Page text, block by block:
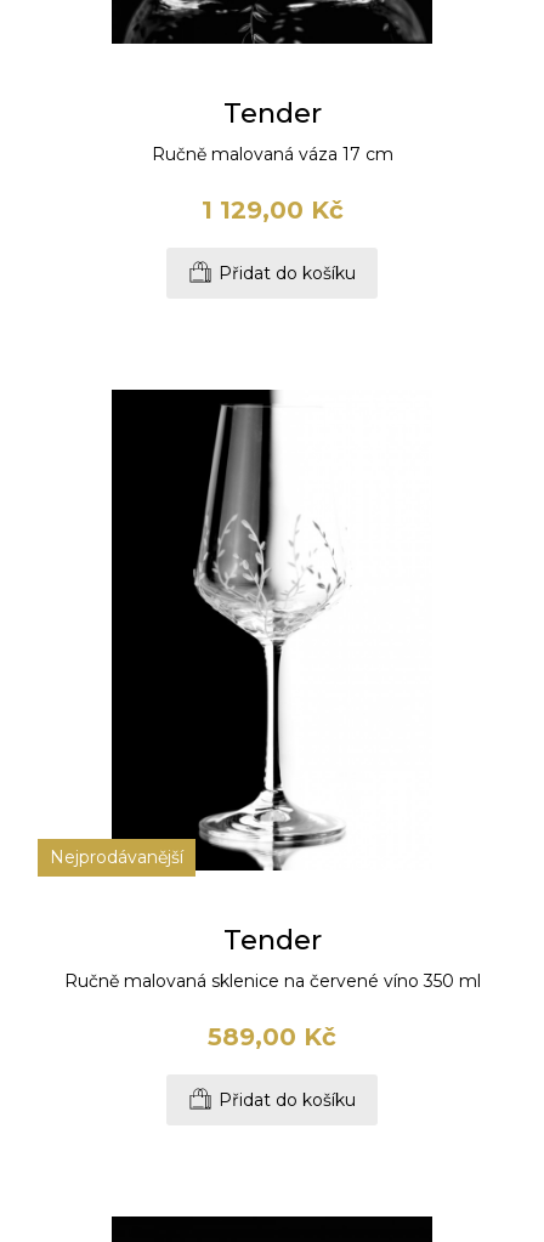
Tender
Ručně malovaná váza 17 cm
1 129,00 Kč
Přidat do košíku
Nejprodávanější
Tender
Ručně malovaná sklenice na červené víno 350 ml
589,00 Kč
Přidat do košíku